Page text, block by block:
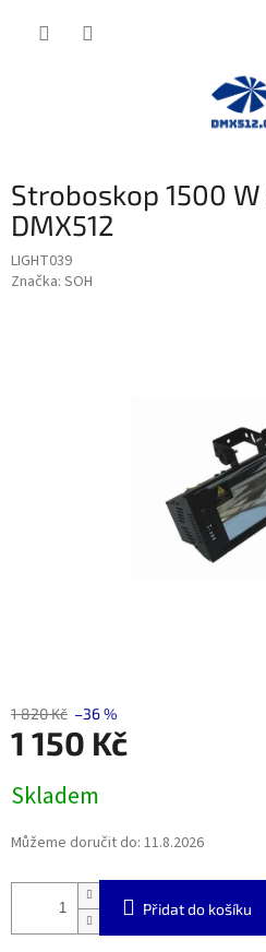
Stroboskop 1500
DMX512
LIGHT039
Značka: SOH
1 820 Kč –36 %
1 150 Kč
cena:
Skladem
Můžeme doručit do: 11.8.2026
Přidat do košíku